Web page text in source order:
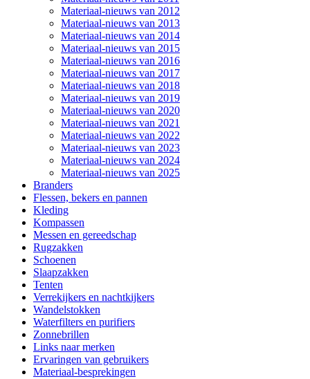
Materiaal-nieuws van 2012
Materiaal-nieuws van 2013
Materiaal-nieuws van 2014
Materiaal-nieuws van 2015
Materiaal-nieuws van 2016
Materiaal-nieuws van 2017
Materiaal-nieuws van 2018
Materiaal-nieuws van 2019
Materiaal-nieuws van 2020
Materiaal-nieuws van 2021
Materiaal-nieuws van 2022
Materiaal-nieuws van 2023
Materiaal-nieuws van 2024
Materiaal-nieuws van 2025
Branders
Flessen, bekers en pannen
Kleding
Kompassen
Messen en gereedschap
Rugzakken
Schoenen
Slaapzakken
Tenten
Verrekijkers en nachtkijkers
Wandelstokken
Waterfilters en purifiers
Zonnebrillen
Links naar merken
Ervaringen van gebruikers
Materiaal-besprekingen